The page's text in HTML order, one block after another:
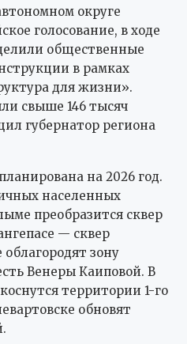
округе
голосование, в ходе
общественные
в рамках
для жизни».
свыше 146 тысяч
губернатор региона
на 2026 год.
населенных
преобразится сквер
— сквер
зону
Венеры Каиповой. В
территории 1-го
обновят